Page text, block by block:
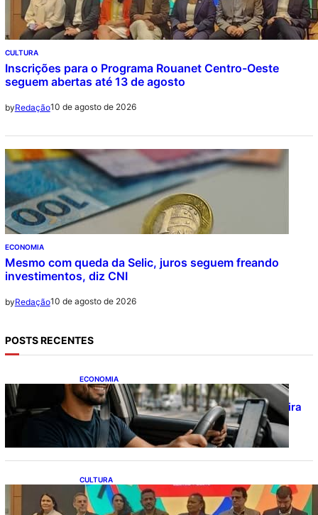
CULTURA
Inscrições para o Programa Rouanet Centro-Oeste
seguem abertas até 13 de agosto
byRedação10 de agosto de 2026
ECONOMIA
Mesmo com queda da Selic, juros seguem freando
investimentos, diz CNI
byRedação10 de agosto de 2026
POSTS RECENTES
ECONOMIA
CAIXA e 99 lançam financiamento de
veículos para motoristas parceiros; confira
as regras
CULTURA
Inscrições para o Programa Rouanet Centro-
Oeste seguem abertas até 13 de agosto